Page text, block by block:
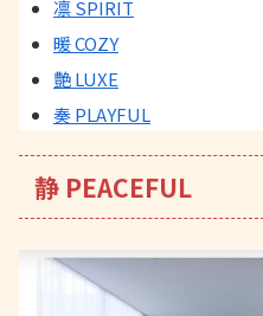
凛 SPIRIT
暖 COZY
艶 LUXE
奏 PLAYFUL
静 PEACEFUL